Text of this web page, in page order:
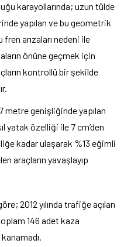
karayollarında; uzun tülde
yapılan ve bu geometrik
arızaları nedeni ile
önüne geçmek için
kontrollü bir şekilde
metre genişliğinde yapılan
yatak özelliği ile 7 cm’den
kadar ulaşarak %13 eğimli
araçların yavaşlayıp
2012 yılında trafiğe açılan
146 adet kaza